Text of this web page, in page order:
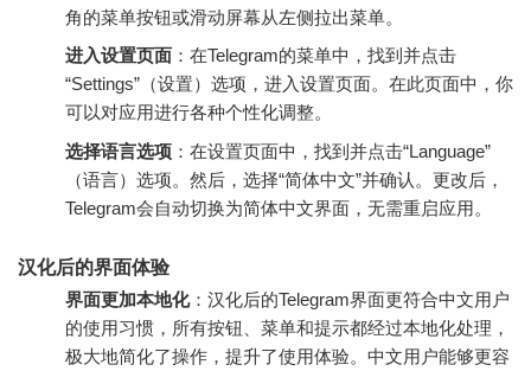
角的菜单按钮或滑动屏幕从左侧拉出菜单。
进入设置页面 ：在Telegram的菜单中，找到并点击
“Settings”（设置）选项，进入设置页面。在此页面中，你
可以对应用进行各种个性化调整。
选择语言选项 ：在设置页面中，找到并点击“Language”
（语言）选项。然后，选择“简体中文”并确认。更改后，
Telegram会自动切换为简体中文界面，无需重启应用。
汉化后的界面体验
界面更加本地化：汉化后的Telegram界面更符合中文用户
的使用习惯，所有按钮、菜单和提示都经过本地化处理，
极大地简化了操作，提升了使用体验。中文用户能够更容